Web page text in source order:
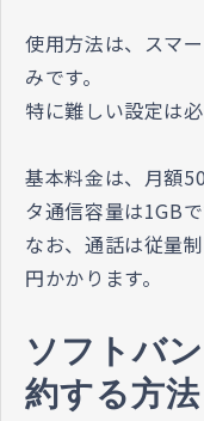
使用方法は、スマ
みです。
特に難しい設定は
基本料金は、月額
タ通信容量は1GBで
なお、通話は従量
円かかります。
ソフトバ
約する方法